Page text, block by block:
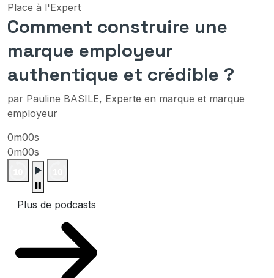
Place à l'Expert
Comment construire une
marque employeur
authentique et crédible ?
par Pauline BASILE, Experte en marque et marque
employeur
0m00s
0m00s
Plus de podcasts